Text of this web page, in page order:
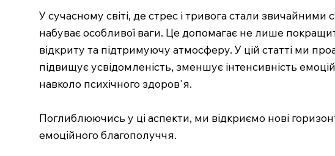
У сучасному світі, де стрес і тривога стали
набуває особливої ваги. Це допомагає не лише
відкриту та підтримуючу атмосферу. У цій статті ми
підвищує усвідомленість, зменшує інтенсивність
навколо психічного здоров'я.
Поглиблюючись у ці аспекти, ми відкриємо нові
емоційного благополуччя.